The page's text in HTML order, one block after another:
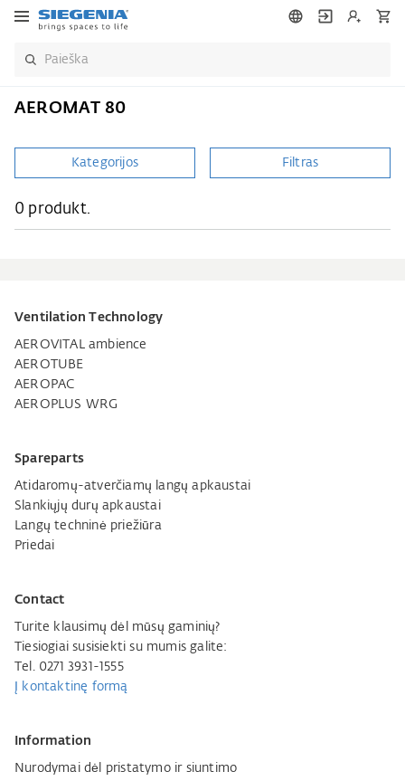
AEROMAT 80
Kategorijos Filtras
0 produkt.
Ventilation Technology
AEROVITAL ambience
AEROTUBE
AEROPAC
AEROPLUS WRG
Spareparts
Atidaromų-atverčiamų langų apkaustai
Slankiųjų durų apkaustai
Langų techninė priežiūra
Priedai
Contact
Turite klausimų dėl mūsų gaminių?
Tiesiogiai susisiekti su mumis galite:
Tel. 0271 3931-1555
Į kontaktinę formą
Information
Nurodymai dėl pristatymo ir siuntimo